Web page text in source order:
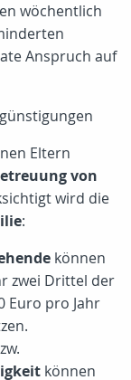
wöchentlich
Anspruch auf
Eltern
von
wird die
:
können
zwei Drittel der
Euro pro Jahr
können